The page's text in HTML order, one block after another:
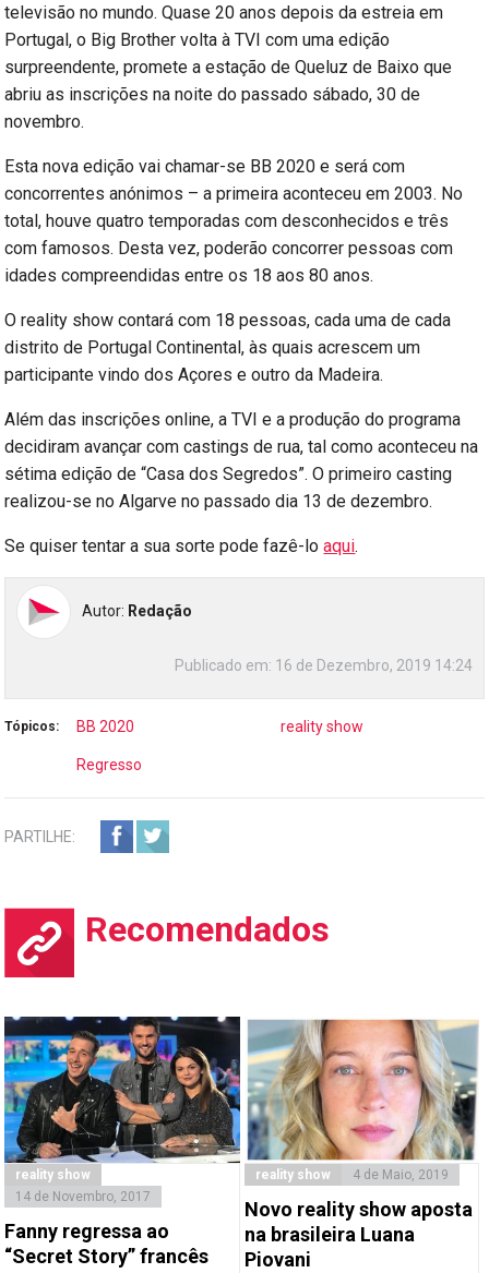
televisão no mundo. Quase 20 anos depois da estreia em
Portugal, o Big Brother volta à TVI com uma edição
surpreendente, promete a estação de Queluz de Baixo que
abriu as inscrições na noite do passado sábado, 30 de
novembro.
Esta nova edição vai chamar-se BB 2020 e será com
concorrentes anónimos – a primeira aconteceu em 2003. No
total, houve quatro temporadas com desconhecidos e três
com famosos. Desta vez, poderão concorrer pessoas com
idades compreendidas entre os 18 aos 80 anos.
O reality show contará com 18 pessoas, cada uma de cada
distrito de Portugal Continental, às quais acrescem um
participante vindo dos Açores e outro da Madeira.
Além das inscrições online, a TVI e a produção do programa
decidiram avançar com castings de rua, tal como aconteceu na
sétima edição de “Casa dos Segredos”. O primeiro casting
realizou-se no Algarve no passado dia 13 de dezembro.
Se quiser tentar a sua sorte pode fazê-loaqui.
Autor: Redação
Publicado em: 16 de Dezembro, 2019 14:24
Tópicos: BB 2020 reality show
Regresso
PARTILHE:
Recomendados
reality show
14 de Novembro, 2017
Fanny regressa ao
“Secret Story” francês
reality show 4 de Maio, 2019
Novo reality show aposta
na brasileira Luana
Piovani